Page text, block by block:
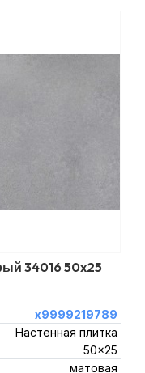
34016 50x25
х9999219789
Настенная плитка
50x25
матовая